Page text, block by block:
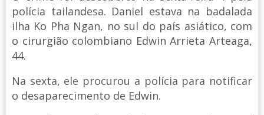
polícia tailandesa. Daniel estava na badalada
ilha Ko Pha Ngan, no sul do país asiático, com
o cirurgião colombiano Edwin Arrieta Arteaga,
44.
Na sexta, ele procurou a polícia para notificar
o desaparecimento de Edwin.